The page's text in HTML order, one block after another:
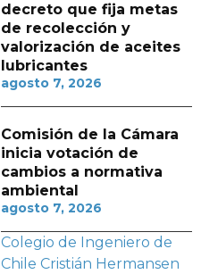
decreto que fija metas
de recolección y
valorización de aceites
lubricantes
agosto 7, 2026
Comisión de la Cámara
inicia votación de
cambios a normativa
ambiental
agosto 7, 2026
Colegio de Ingeniero de
Chile Cristián Hermansen